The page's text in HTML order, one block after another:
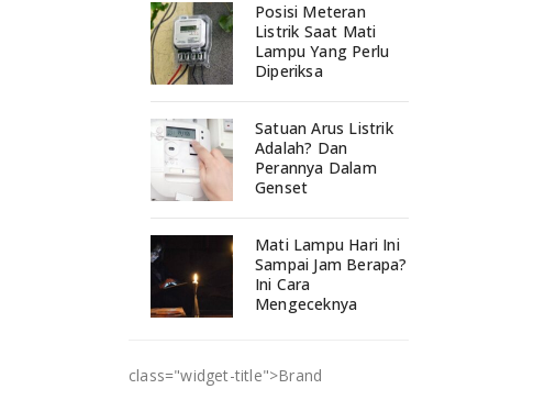
Posisi Meteran
Listrik Saat Mati
Lampu Yang Perlu
Diperiksa
Satuan Arus Listrik
Adalah? Dan
Perannya Dalam
Genset
Mati Lampu Hari Ini
Sampai Jam Berapa?
Ini Cara
Mengeceknya
class="widget-title">Brand